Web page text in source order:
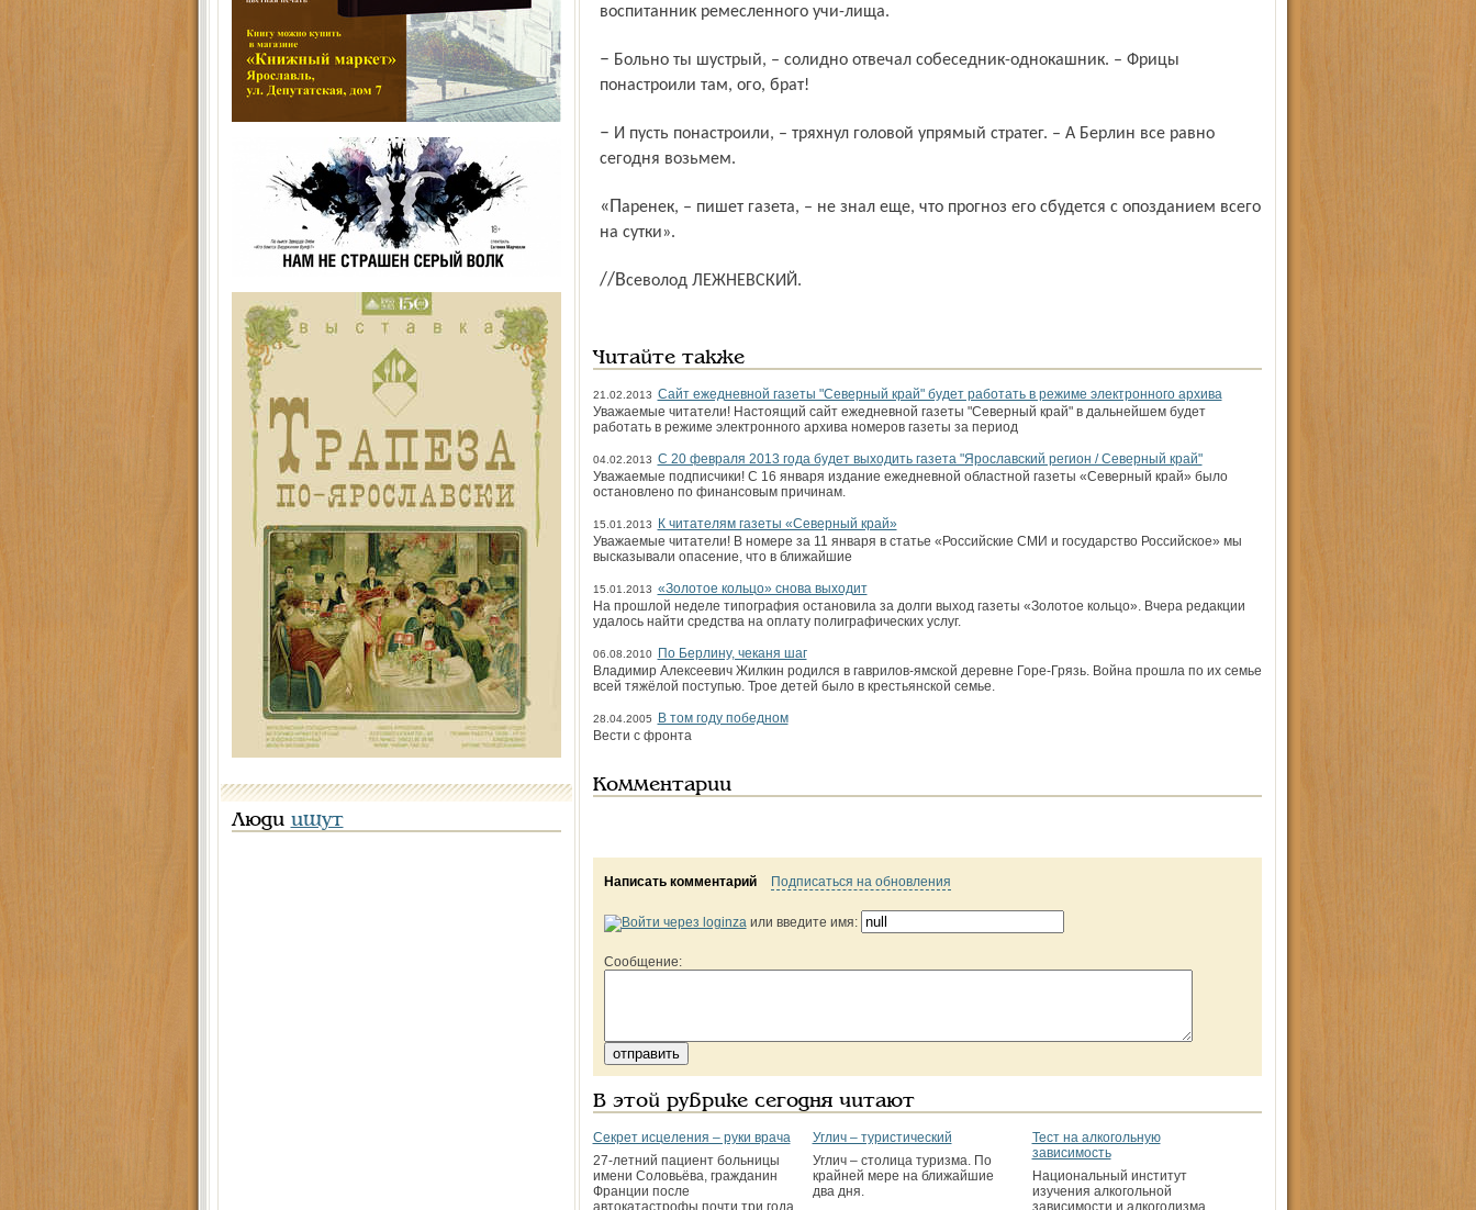
Люди ищут
воспитанник ремесленного учи-лища.
– Больно ты шустрый, – солидно отвечал собеседник-однокашник. – Фрицы
понастроили там, ого, брат!
– И пусть понастроили, – тряхнул головой упрямый стратег. – А Берлин все равно
сегодня возьмем.
«Паренек, – пишет газета, – не знал еще, что прогноз его сбудется с опозданием всего
на сутки».
//Всеволод ЛЕЖНЕВСКИЙ.
Читайте также
21.02.2013 Сайт ежедневной газеты "Северный край" будет работать в режиме электронного архива
Уважаемые читатели! Настоящий сайт ежедневной газеты "Северный край" в дальнейшем будет
работать в режиме электронного архива номеров газеты за период
04.02.2013 С 20 февраля 2013 года будет выходить газета "Ярославский регион / Северный край"
Уважаемые подписчики! С 16 января издание ежедневной областной газеты «Северный край» было
остановлено по финансовым причинам.
15.01.2013
К читателям газеты «Северный край»
Уважаемые читатели! В номере за 11 января в статье «Российские СМИ и государ­ство Российское» мы
высказывали опасение, что в ближайшие
15.01.2013 «Золотое кольцо» снова выходит
На прошлой неделе типография остановила за долги выход газеты «Золотое кольцо». Вчера редакции
удалось найти сред­ства на оплату полиграфических услуг.
06.08.2010
По Берлину, чеканя шаг
Владимир Алексеевич Жилкин родился в гаврилов-ямской деревне Горе-Грязь. Война прошла по их семье
всей тяжёлой поступью. Трое детей было в крестьянской семье.
28.04.2005
В том году победном
Вести с фронта
Комментарии
Написать комментарий Подписаться на обновления
или введите имя:
Сообщение:
В этой рубрике сегодня читают
Секрет исцеления – руки врача
27-летний пациент больницы
имени Соловьёва, гражданин
Франции после
автокатастрофы почти три года
Углич – туристический
Углич – столица туризма. По
крайней мере на ближайшие
два дня.
Тест на алкогольную
зависимость
Национальный институт
изучения алкогольной
зависимости и алкоголизма